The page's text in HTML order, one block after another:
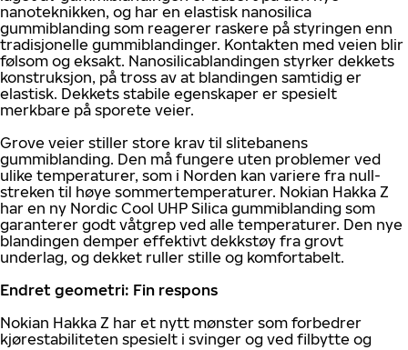
nanoteknikken, og har en elastisk nanosilica
gummiblanding som reagerer raskere på styringen enn
tradisjonelle gummiblandinger. Kontakten med veien blir
følsom og eksakt. Nanosilicablandingen styrker dekkets
konstruksjon, på tross av at blandingen samtidig er
elastisk. Dekkets stabile egenskaper er spesielt
merkbare på sporete veier.
Grove veier stiller store krav til slitebanens
gummiblanding. Den må fungere uten problemer ved
ulike temperaturer, som i Norden kan variere fra null-
streken til høye sommertemperaturer. Nokian Hakka Z
har en ny Nordic Cool UHP Silica gummiblanding som
garanterer godt våtgrep ved alle temperaturer. Den nye
blandingen demper effektivt dekkstøy fra grovt
underlag, og dekket ruller stille og komfortabelt.
Endret geometri: Fin respons
Nokian Hakka Z har et nytt mønster som forbedrer
kjørestabiliteten spesielt i svinger og ved filbytte og